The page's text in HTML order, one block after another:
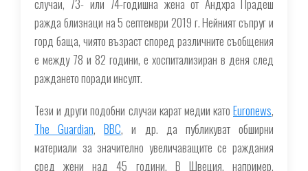
случаи, 73- или 74-годишна жена от Андхра Прадеш
ражда близнаци на 5 септември 2019 г. Нейният съпруг и
горд баща, чиято възраст според различните съобщения
е между 78 и 82 години, е хоспитализиран в деня след
раждането поради инсулт.
Тези и други подобни случаи карат медии като Euronews,
The Guardian,BBC, и др. да публикуват обширни
материали за значително увеличаващите се раждания
сред жени над 45 години. В Швеция, например,